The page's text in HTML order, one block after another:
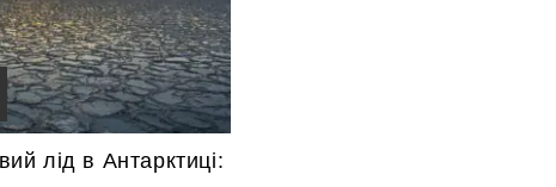
лід в Антарктиці: